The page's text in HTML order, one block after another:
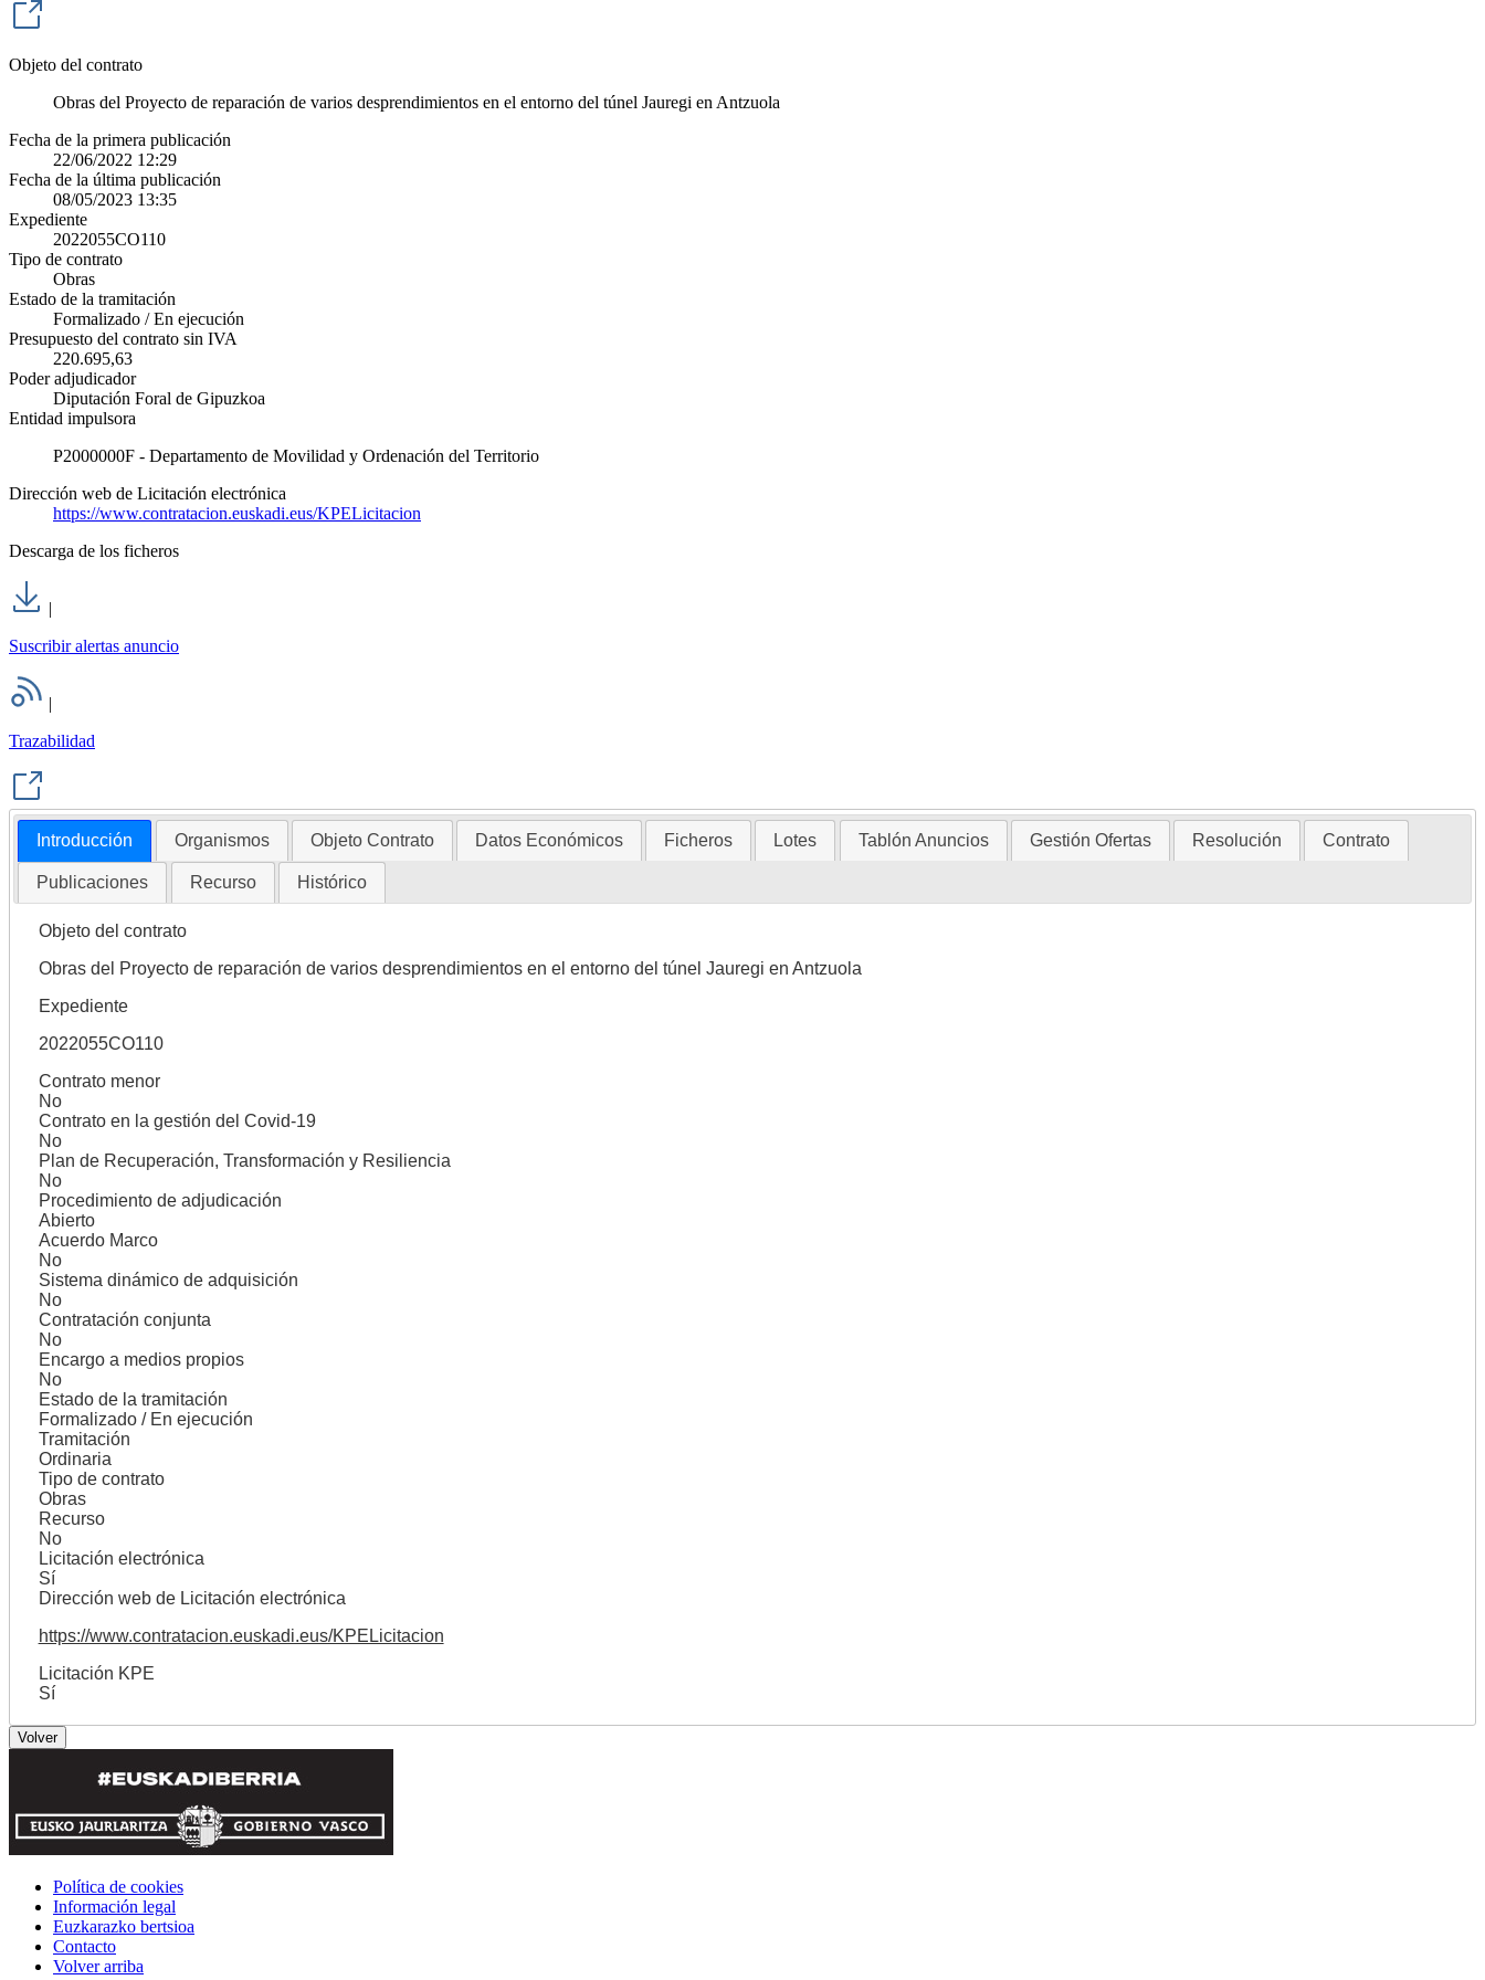
Objeto del contrato
Obras del Proyecto de reparación de varios desprendimientos en el entorno del túnel Jauregi en Antzuola
Fecha de la primera publicación
22/06/2022 12:29
Fecha de la última publicación
08/05/2023 13:35
Expediente
2022055CO110
Tipo de contrato
Obras
Estado de la tramitación
Formalizado / En ejecución
Presupuesto del contrato sin IVA
220.695,63
Poder adjudicador
Diputación Foral de Gipuzkoa
Entidad impulsora
P2000000F - Departamento de Movilidad y Ordenación del Territorio
Dirección web de Licitación electrónica
https://www.contratacion.euskadi.eus/KPELicitacion
Descarga de los ficheros
|
Suscribir alertas anuncio
|
Trazabilidad
Introducción Organismos Objeto Contrato Datos Económicos Ficheros Lotes Tablón Anuncios Gestión Ofertas Resolución Contrato
Publicaciones Recurso Histórico
Objeto del contrato
Obras del Proyecto de reparación de varios desprendimientos en el entorno del túnel Jauregi en Antzuola
Expediente
2022055CO110
Contrato menor
No
Contrato en la gestión del Covid-19
No
Plan de Recuperación, Transformación y Resiliencia
No
Procedimiento de adjudicación
Abierto
Acuerdo Marco
No
Sistema dinámico de adquisición
No
Contratación conjunta
No
Encargo a medios propios
No
Estado de la tramitación
Formalizado / En ejecución
Tramitación
Ordinaria
Tipo de contrato
Obras
Recurso
No
Licitación electrónica
Sí
Dirección web de Licitación electrónica
https://www.contratacion.euskadi.eus/KPELicitacion
Licitación KPE
Sí
Política de cookies
Información legal
Euzkarazko bertsioa
Contacto
Volver arriba